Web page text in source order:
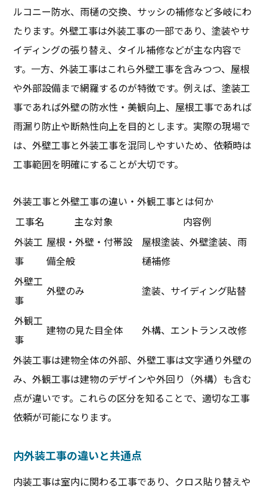
ルコニー防水、雨樋の交換、サッシの補修など多岐にわ
たります。外壁工事は外装工事の一部であり、塗装やサ
イディングの張り替え、タイル補修などが主な内容で
す。一方、外装工事はこれら外壁工事を含みつつ、屋根
や外部設備まで網羅するのが特徴です。例えば、塗装工
事であれば外壁の防水性・美観向上、屋根工事であれば
雨漏り防止や断熱性向上を目的とします。実際の現場で
は、外壁工事と外装工事を混同しやすいため、依頼時は
工事範囲を明確にすることが大切です。
外装工事と外壁工事の違い・外観工事とは何か
工事名
主な対象
内容例
外装工
事
屋根・外壁・付帯設
備全般
屋根塗装、外壁塗装、雨
樋補修
外壁工
事
外壁のみ 塗装、サイディング貼替
外観工
事
建物の見た目全体 外構、エントランス改修
外装工事は建物全体の外部、外壁工事は文字通り外壁の
み、外観工事は建物のデザインや外回り（外構）も含む
点が違いです。これらの区分を知ることで、適切な工事
依頼が可能になります。
内外装工事の違いと共通点
内装工事は室内に関わる工事であり、クロス貼り替えや